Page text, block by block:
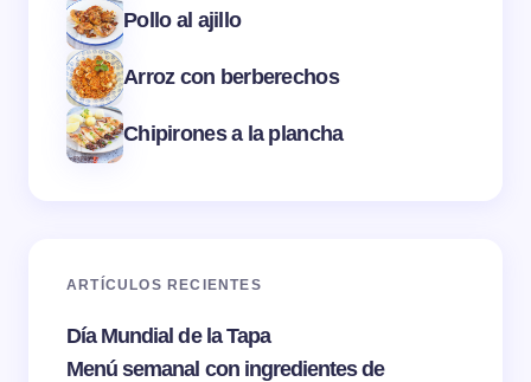
Pollo al ajillo
Arroz con berberechos
Chipirones a la plancha
ARTÍCULOS RECIENTES
Día Mundial de la Tapa
Menú semanal con ingredientes de